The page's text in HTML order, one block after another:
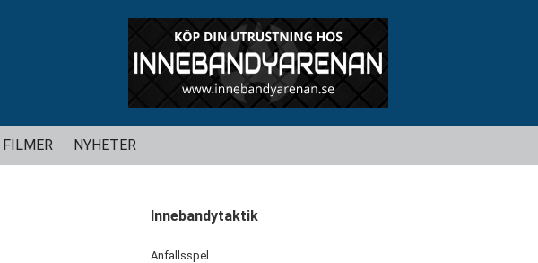
FILMER NYHETER
Innebandytaktik
Anfallsspel